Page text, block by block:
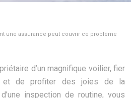
une assurance peut couvrir ce problème
d’un magnifique voilier, fier
et de profiter des joies de la
inspection de routine, vous